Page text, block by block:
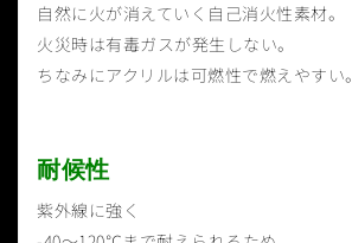
自然に火が消えていく自己消火性素材。
火災時は有毒ガスが発生しない。
ちなみにアクリルは可燃性で燃えやすい。
耐候性
紫外線に強く